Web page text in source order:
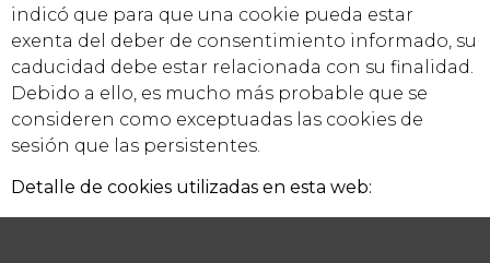
indicó que para que una cookie pueda estar
exenta del deber de consentimiento informado, su
caducidad debe estar relacionada con su finalidad.
Debido a ello, es mucho más probable que se
consideren como exceptuadas las cookies de
sesión que las persistentes.
Detalle de cookies utilizadas en esta web: